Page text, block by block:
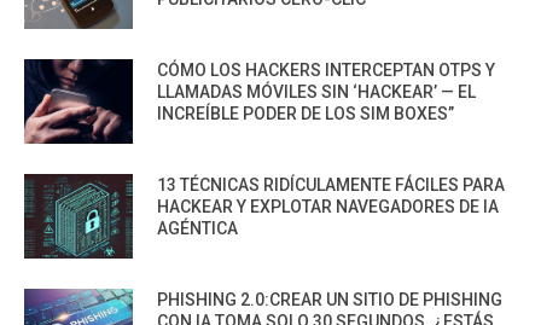
CÓMO LOS HACKERS INTERCEPTAN OTPS Y
LLAMADAS MÓVILES SIN ‘HACKEAR’ — EL
INCREÍBLE PODER DE LOS SIM BOXES”
13 TÉCNICAS RIDÍCULAMENTE FÁCILES PARA
HACKEAR Y EXPLOTAR NAVEGADORES DE IA
AGÉNTICA
PHISHING 2.0:CREAR UN SITIO DE PHISHING
CON IA TOMA SOLO 30 SEGUNDOS. ¿ESTÁS